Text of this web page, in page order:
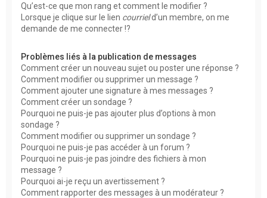
Qu’est-ce que mon rang et comment le modifier ?
Lorsque je clique sur le lien courrield’un membre, on me
demande de me connecter !?
Problèmes liés à la publication de messages
Comment créer un nouveau sujet ou poster une réponse ?
Comment modifier ou supprimer un message ?
Comment ajouter une signature à mes messages ?
Comment créer un sondage ?
Pourquoi ne puis-je pas ajouter plus d’options à mon
sondage ?
Comment modifier ou supprimer un sondage ?
Pourquoi ne puis-je pas accéder à un forum ?
Pourquoi ne puis-je pas joindre des fichiers à mon
message ?
Pourquoi ai-je reçu un avertissement ?
Comment rapporter des messages à un modérateur ?